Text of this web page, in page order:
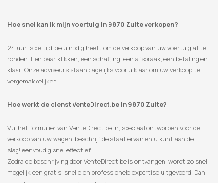
Hoe snel kan ik mijn voertuig in 9870 Zulte verkopen?
24 uur is de tijd die u nodig heeft om de verkoop van uw voertuig af te
ronden. Een paar klikken, een schatting, een afspraak, een betaling en
klaar! Onze adviseurs staan ​​dagelijks voor u klaar om uw verkoop te
vergemakkelijken.
Hoe werkt de dienst VenteDirect.be in 9870 Zulte?
Vul het formulier van VenteDirect.be in, speciaal ontworpen voor de
verkoop van uw wagen, beschrijf de staat ervan en u kunt aan de
slag! eenvoudig snel effectief.
Zodra de beschrijving door VenteDirect.be is ontvangen, wordt zo snel
mogelijk een gratis, snelle en professionele expertise uitgevoerd. Dan